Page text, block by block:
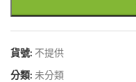
貨號: 不提供
分類: 未分類